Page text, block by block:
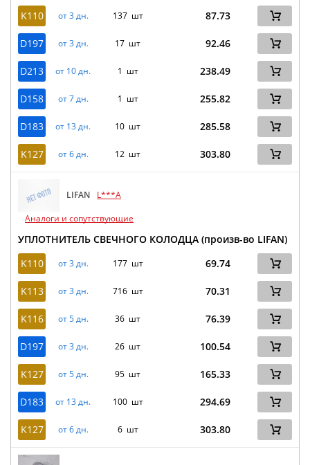
K110
от 3 дн. 137 шт 87.73
D197 от 3 дн. 17 шт 92.46
D213 от 10 дн. 1 шт 238.49
D158 от 7 дн. 1 шт 255.82
D183 от 13 дн. 10 шт 285.58
K127 от 6 дн. 12 шт 303.80
LIFAN
L***A
Аналоги и сопутствующие
УПЛОТНИТЕЛЬ СВЕЧНОГО КОЛОДЦА (произв-во LIFAN)
K110
от 3 дн. 177 шт 69.74
K113 от 3 дн. 716 шт 70.31
K116 от 5 дн. 36 шт 76.39
D197 от 3 дн. 26 шт 100.54
K127 от 5 дн. 95 шт 165.33
D183 от 13 дн. 100 шт 294.69
K127 от 6 дн. 6 шт 303.80